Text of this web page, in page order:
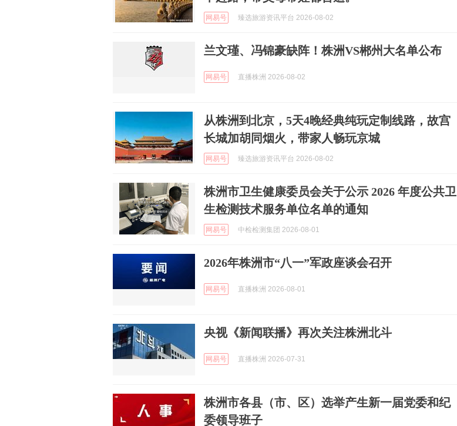
网易号 臻选旅游资讯平台 2026-08-02
兰文瑾、冯锦豪缺阵！株洲VS郴州大名单公布
网易号 直播株洲 2026-08-02
从株洲到北京，5天4晚经典纯玩定制线路，故宫
长城加胡同烟火，带家人畅玩京城
网易号 臻选旅游资讯平台 2026-08-02
株洲市卫生健康委员会关于公示 2026 年度公共卫
生检测技术服务单位名单的通知
网易号 中检检测集团 2026-08-01
2026年株洲市“八一”军政座谈会召开
网易号 直播株洲 2026-08-01
央视《新闻联播》再次关注株洲北斗
网易号 直播株洲 2026-07-31
株洲市各县（市、区）选举产生新一届党委和纪
委领导班子